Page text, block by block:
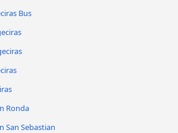
Bus
Ronda
San Sebastian